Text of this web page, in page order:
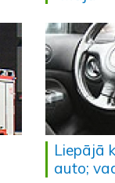
Liepājā
auto;